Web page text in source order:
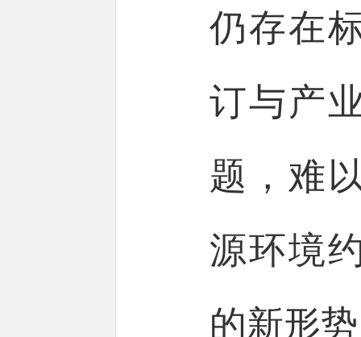
仍存在
订与产
题，难
源环境
的新形